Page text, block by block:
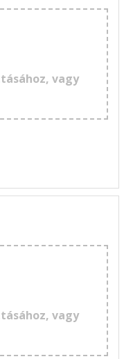
vagy
vagy